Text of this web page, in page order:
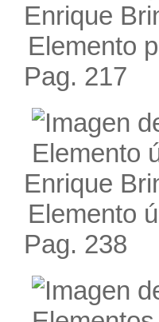
Enrique
Elemento
Pag. 217
Enrique
Elemento
Pag. 238